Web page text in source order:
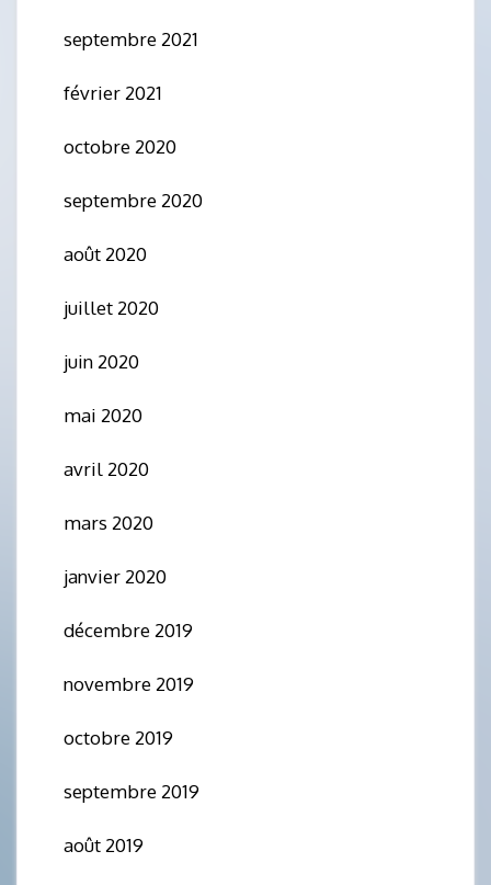
septembre 2021
février 2021
octobre 2020
septembre 2020
août 2020
juillet 2020
juin 2020
mai 2020
avril 2020
mars 2020
janvier 2020
décembre 2019
novembre 2019
octobre 2019
septembre 2019
août 2019